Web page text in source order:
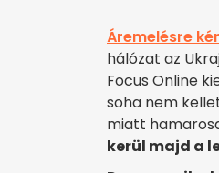
Áremelésre
hálózat az
Focus Online
soha nem
miatt
kerül majd a